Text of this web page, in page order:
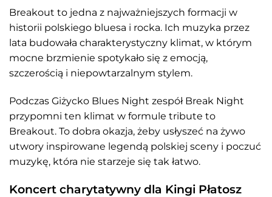
Breakout to jedna z najważniejszych formacji w
historii polskiego bluesa i rocka. Ich muzyka przez
lata budowała charakterystyczny klimat, w którym
mocne brzmienie spotykało się z emocją,
szczerością i niepowtarzalnym stylem.
Podczas Giżycko Blues Night zespół Break Night
przypomni ten klimat w formule tribute to
Breakout. To dobra okazja, żeby usłyszeć na żywo
utwory inspirowane legendą polskiej sceny i poczuć
muzykę, która nie starzeje się tak łatwo.
Koncert charytatywny dla Kingi Płatosz